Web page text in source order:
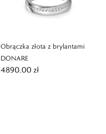
Obrączka złota z brylantami
DONARE
4890,00 zł